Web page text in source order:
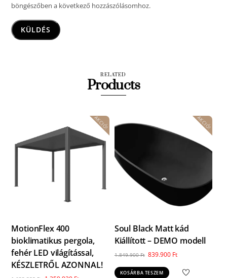
böngészőben a következő hozzászólásomhoz.
RELATED
Products
AKCIÓ!
MotionFlex 400
bioklimatikus pergola,
fehér LED világítással,
KÉSZLETRŐL AZONNAL!
AKCIÓ!
Soul Black Matt kád
Kiállított – DEMO modell
1.849.900Ft Original
price
839.900 FtCurrent
KOSÁRBA TESZEM